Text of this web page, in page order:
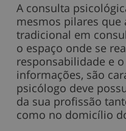
A consulta
mesmos pilares que
tradicional em
o espaço onde se
responsabilidade e
informações, são
psicólogo deve
da sua profissão
como no domicílio